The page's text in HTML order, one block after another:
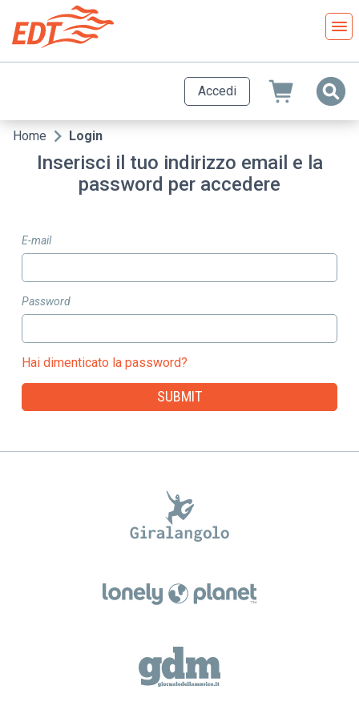
contenuto
principale
Accedi
Briciole
Home Login
Inserisci il tuo indirizzo email e la
password per accedere
E-mail
Password
Hai dimenticato la password?